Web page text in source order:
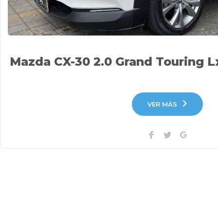
Mazda CX-30 2.0 Grand Touring
VER MÁS
Facebook
TwitterGoogle+